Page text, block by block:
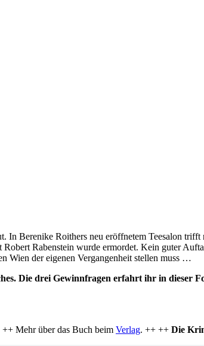
In Berenike Roithers neu eröffnetem Teesalon
Rabenstein wurde ermordet. Kein guter
Wien der eigenen Vergangenheit stellen muss …
Die drei Gewinnfragen erfahrt ihr in
++ Mehr über das Buch beim Verlag. ++ ++ Die